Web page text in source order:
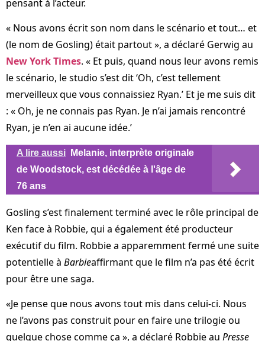
pensant à l’acteur.
« Nous avons écrit son nom dans le scénario et tout… et
(le nom de Gosling) était partout », a déclaré Gerwig au
New York Times. « Et puis, quand nous leur avons remis
le scénario, le studio s’est dit ‘Oh, c’est tellement
merveilleux que vous connaissiez Ryan.’ Et je me suis dit
: « Oh, je ne connais pas Ryan. Je n’ai jamais rencontré
Ryan, je n’en ai aucune idée.’
A lire aussi
Melanie, interprète originale
de Woodstock, est décédée à l'âge de
76 ans
Gosling s’est finalement terminé avec le rôle principal de
Ken face à Robbie, qui a également été producteur
exécutif du film. Robbie a apparemment fermé une suite
potentielle à Barbieaffirmant que le film n’a pas été écrit
pour être une saga.
«Je pense que nous avons tout mis dans celui-ci. Nous
ne l’avons pas construit pour en faire une trilogie ou
quelque chose comme ça », a déclaré Robbie au Presse